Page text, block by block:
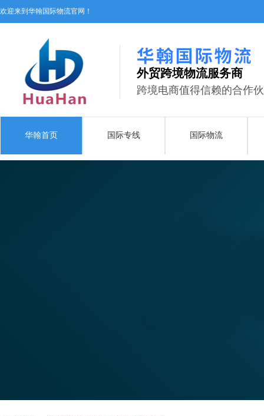
欢迎来到华翰国际物流官网！
外贸跨境物流服务商
跨境电商值得信赖的合作
华翰首页 国际专线 国际物流